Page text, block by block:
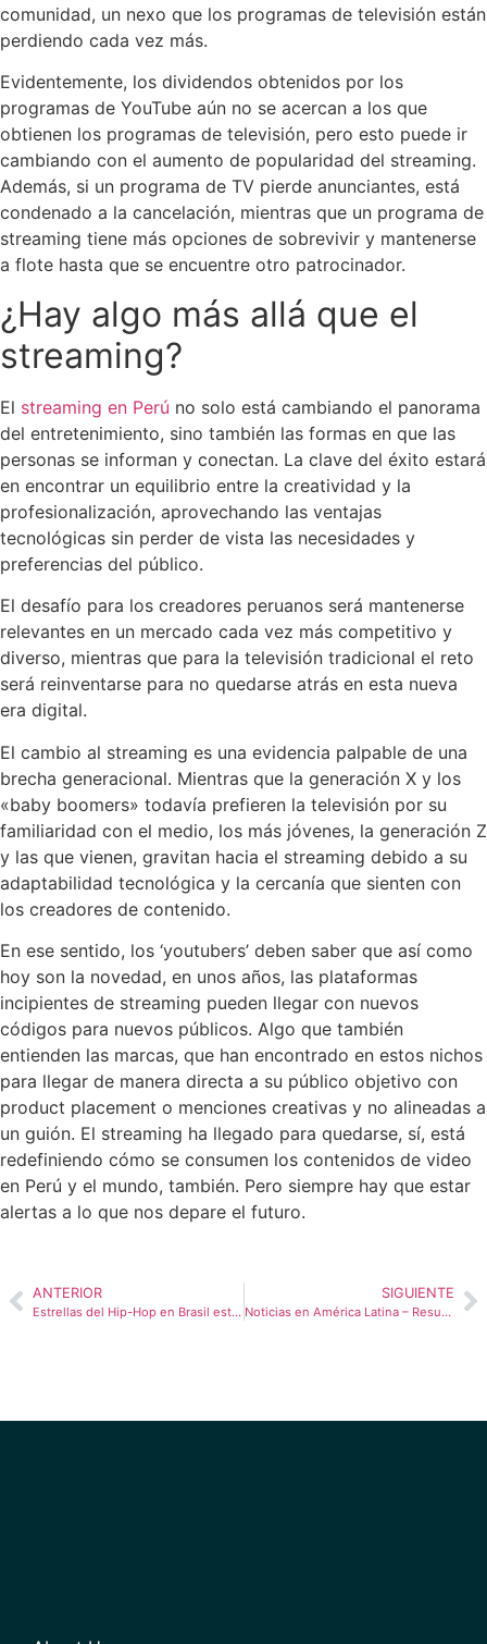
comunidad, un nexo que los programas de televisión están
perdiendo cada vez más.
Evidentemente, los dividendos obtenidos por los
programas de YouTube aún no se acercan a los que
obtienen los programas de televisión, pero esto puede ir
cambiando con el aumento de popularidad del streaming.
Además, si un programa de TV pierde anunciantes, está
condenado a la cancelación, mientras que un programa de
streaming tiene más opciones de sobrevivir y mantenerse
a flote hasta que se encuentre otro patrocinador.
¿Hay algo más allá que el
streaming?
El streaming en Perú no solo está cambiando el panorama
del entretenimiento, sino también las formas en que las
personas se informan y conectan. La clave del éxito estará
en encontrar un equilibrio entre la creatividad y la
profesionalización, aprovechando las ventajas
tecnológicas sin perder de vista las necesidades y
preferencias del público.
El desafío para los creadores peruanos será mantenerse
relevantes en un mercado cada vez más competitivo y
diverso, mientras que para la televisión tradicional el reto
será reinventarse para no quedarse atrás en esta nueva
era digital.
El cambio al streaming es una evidencia palpable de una
brecha generacional. Mientras que la generación X y los
«baby boomers» todavía prefieren la televisión por su
familiaridad con el medio, los más jóvenes, la generación Z
y las que vienen, gravitan hacia el streaming debido a su
adaptabilidad tecnológica y la cercanía que sienten con
los creadores de contenido.
En ese sentido, los ‘youtubers’ deben saber que así como
hoy son la novedad, en unos años, las plataformas
incipientes de streaming pueden llegar con nuevos
códigos para nuevos públicos. Algo que también
entienden las marcas, que han encontrado en estos nichos
para llegar de manera directa a su público objetivo con
product placement o menciones creativas y no alineadas a
un guión. El streaming ha llegado para quedarse, sí, está
redefiniendo cómo se consumen los contenidos de video
en Perú y el mundo, también. Pero siempre hay que estar
alertas a lo que nos depare el futuro.
ANTERIOR
Estrellas del Hip-Hop en Brasil están transformando el marketing en la musica
SIGUIENTE
Noticias en América Latina – Resumen de enero